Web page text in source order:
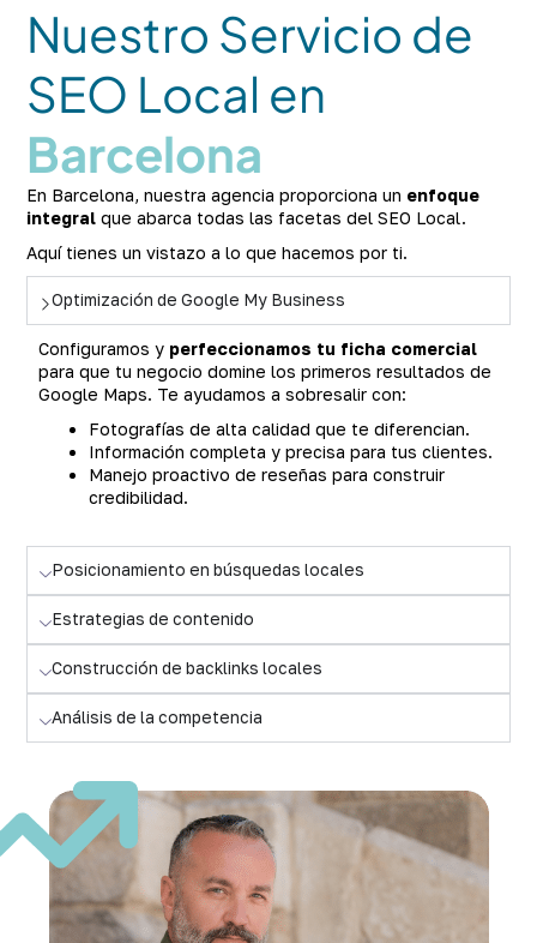
Nuestro Servicio de
SEO Local en
Barcelona
En Barcelona, nuestra agencia proporciona un enfoque
integral que abarca todas las facetas del SEO Local.
Aquí tienes un vistazo a lo que hacemos por ti.
Optimización de Google My Business
Configuramos y perfeccionamos tu ficha comercial
para que tu negocio domine los primeros resultados de
Google Maps. Te ayudamos a sobresalir con:
Fotografías de alta calidad que te diferencian.
Información completa y precisa para tus clientes.
Manejo proactivo de reseñas para construir
credibilidad.
Posicionamiento en búsquedas locales
Estrategias de contenido
Construcción de backlinks locales
Análisis de la competencia